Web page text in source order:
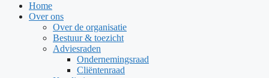
Home
Over ons
Over de organisatie
Bestuur & toezicht
Adviesraden
Ondernemingsraad
Cliëntenraad